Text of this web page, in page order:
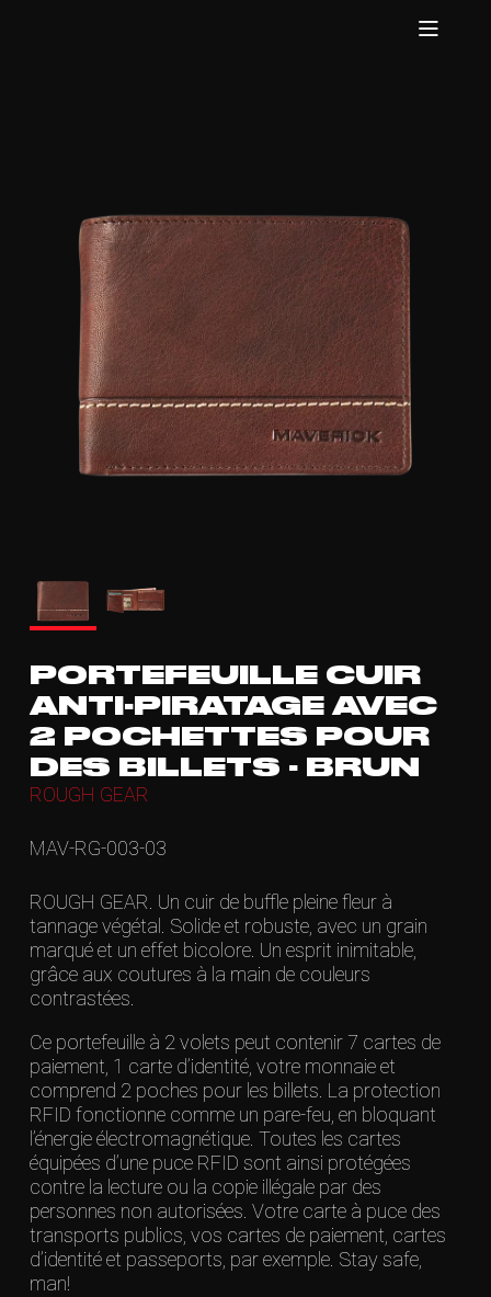
PORTEFEUILLE CUIR
ANTI-PIRATAGE AVEC
2 POCHETTES POUR
DES BILLETS - BRUN
ROUGH GEAR
MAV-RG-003-03
ROUGH GEAR. Un cuir de buffle pleine fleur à
tannage végétal. Solide et robuste, avec un grain
marqué et un effet bicolore. Un esprit inimitable,
grâce aux coutures à la main de couleurs
contrastées.
Ce portefeuille à 2 volets peut contenir 7 cartes de
paiement, 1 carte d’identité, votre monnaie et
comprend 2 poches pour les billets. La protection
RFID fonctionne comme un pare-feu, en bloquant
l’énergie électromagnétique. Toutes les cartes
équipées d’une puce RFID sont ainsi protégées
contre la lecture ou la copie illégale par des
personnes non autorisées. Votre carte à puce des
transports publics, vos cartes de paiement, cartes
d’identité et passeports, par exemple. Stay safe,
man!